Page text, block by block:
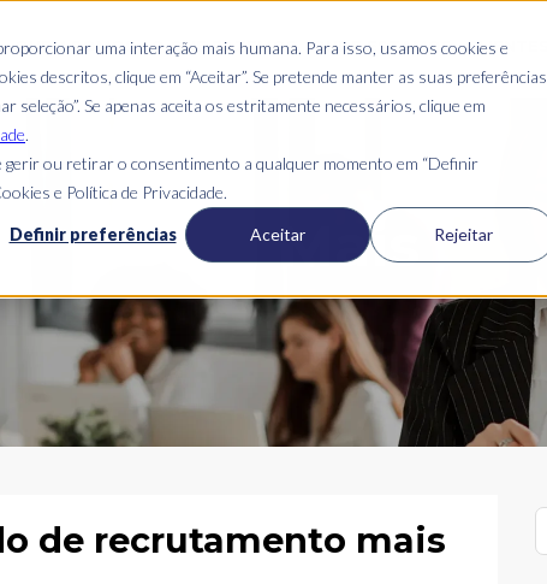
uma interação mais humana. Para isso, usamos cookies e
descritos, clique em “Aceitar”. Se pretende manter as suas preferências
seleção”. Se apenas aceita os estritamente necessários, clique em
.
ou retirar o consentimento a qualquer momento em “Definir
e Política de Privacidade.
Definir preferências Aceitar Rejeitar
QUEM SOMOS O QUE FAZEMOS ONDE ESTAMOS CLIENTES
Blog Mais
de recrutamento mais